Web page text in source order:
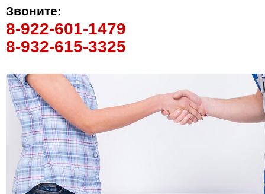
Звоните:
8-922-601-1479
8-932-615-3325